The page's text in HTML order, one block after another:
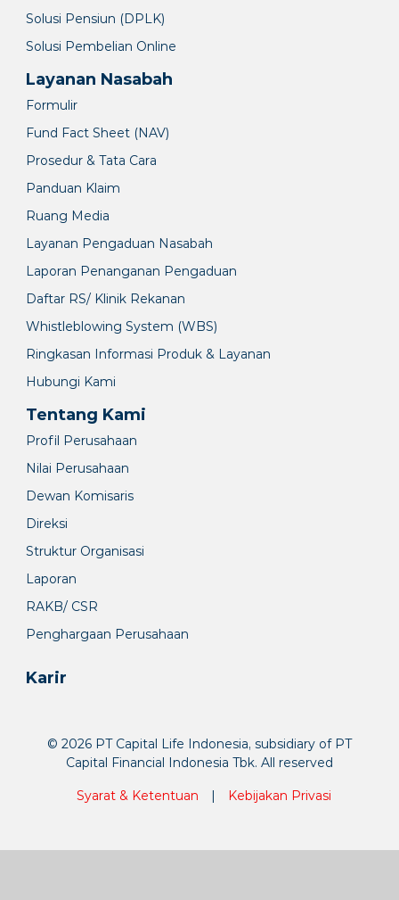
Solusi Pensiun (DPLK)
Solusi Pembelian Online
Layanan Nasabah
Formulir
Fund Fact Sheet (NAV)
Prosedur & Tata Cara
Panduan Klaim
Ruang Media
Layanan Pengaduan Nasabah
Laporan Penanganan Pengaduan
Daftar RS/ Klinik Rekanan
Whistleblowing System (WBS)
Ringkasan Informasi Produk & Layanan
Hubungi Kami
Tentang Kami
Profil Perusahaan
Nilai Perusahaan
Dewan Komisaris
Direksi
Struktur Organisasi
Laporan
RAKB/ CSR
Penghargaan Perusahaan
Karir
© 2026 PT Capital Life Indonesia, subsidiary of PT
Capital Financial Indonesia Tbk. All reserved
Syarat & Ketentuan | Kebijakan Privasi